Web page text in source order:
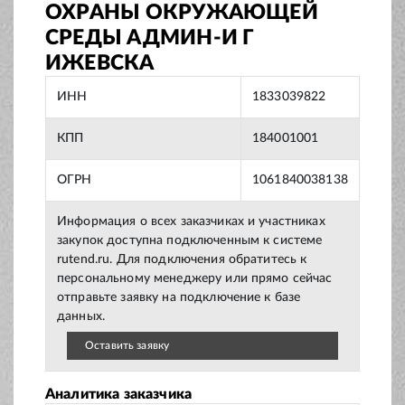
ОХРАНЫ ОКРУЖАЮЩЕЙ
СРЕДЫ АДМИН-И Г
ИЖЕВСКА
ИНН 1833039822
КПП 184001001
ОГРН 1061840038138
Информация о всех заказчиках и участниках
закупок доступна подключенным к системе
rutend.ru. Для подключения обратитесь к
персональному менеджеру или прямо сейчас
отправьте заявку на подключение к базе
данных.
Оставить заявку
Аналитика заказчика